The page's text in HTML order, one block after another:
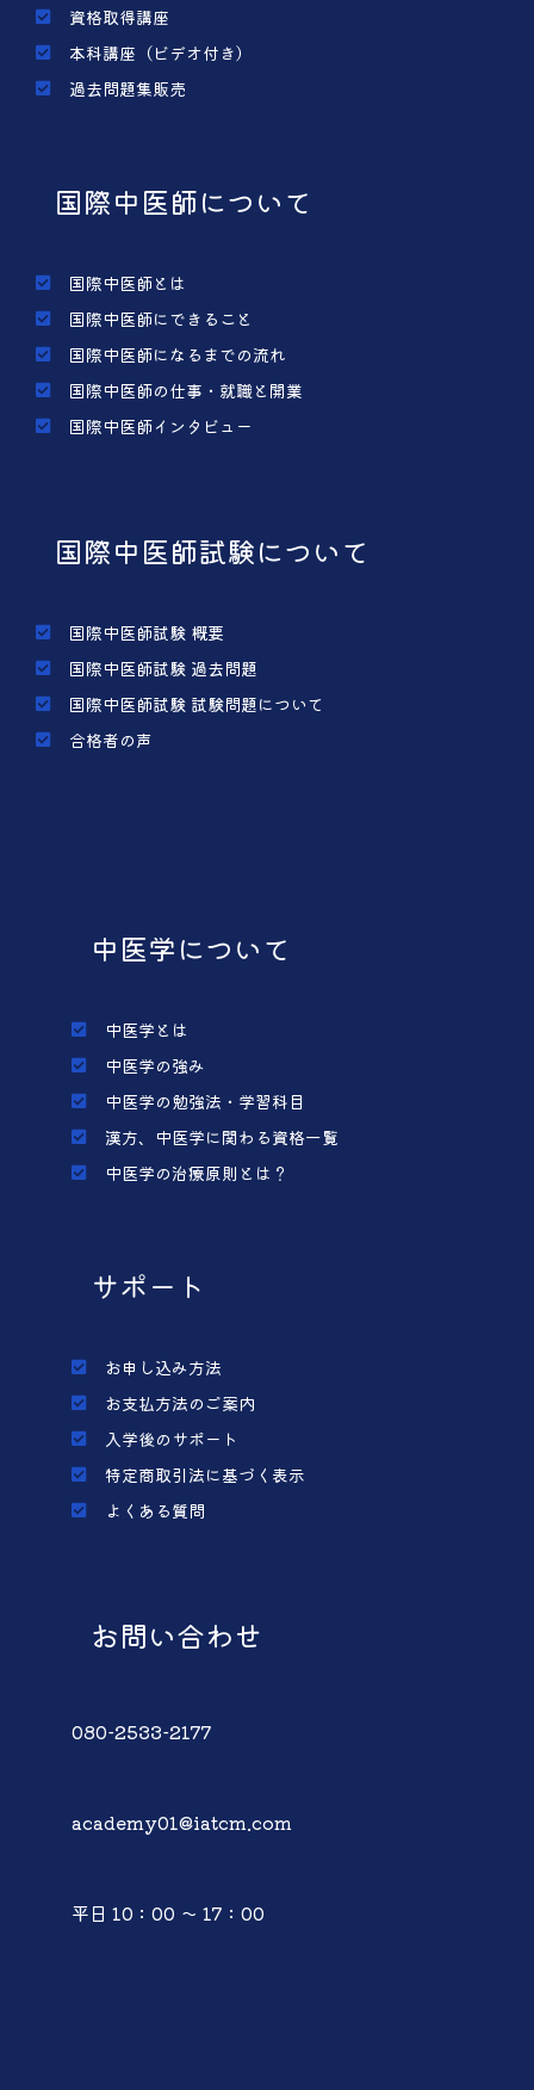
資格取得講座
本科講座（ビデオ付き）
過去問題集販売
国際中医師について
国際中医師とは
国際中医師にできること
国際中医師になるまでの流れ
国際中医師の仕事・就職と開業
国際中医師インタビュー
国際中医師試験について
国際中医師試験 概要
国際中医師試験 過去問題
国際中医師試験 試験問題について
合格者の声
中医学について
中医学とは
中医学の強み
中医学の勉強法・学習科目
漢方、中医学に関わる資格一覧
中医学の治療原則とは？
サポート
お申し込み方法
お支払方法のご案内
入学後のサポート
特定商取引法に基づく表示
よくある質問
お問い合わせ
080-2533-2177
academy01@iatcm.com
平日 10：00 ～ 17：00